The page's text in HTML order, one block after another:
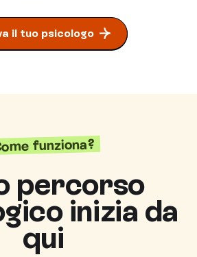
il tuo psicologo
funziona?
percorso
inizia da
qui